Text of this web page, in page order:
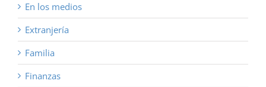
En los medios
Extranjería
Familia
Finanzas